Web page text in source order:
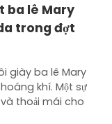
ba lê Mary
trong đợt
giày ba lê Mary
khí. Một sự
thoải mái cho